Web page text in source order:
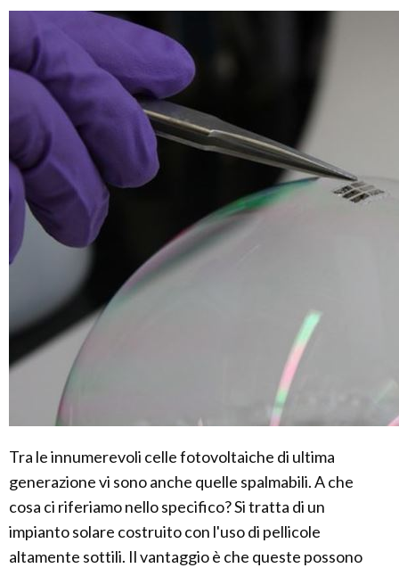
Tra le innumerevoli celle fotovoltaiche di ultima
generazione vi sono anche quelle spalmabili. A che
cosa ci riferiamo nello specifico? Si tratta di un
impianto solare costruito con l'uso di pellicole
altamente sottili. Il vantaggio è che queste possono